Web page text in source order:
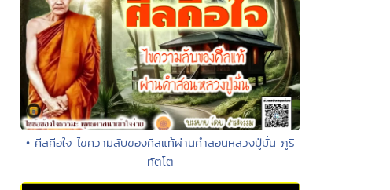
• ศีลคือใจ ไขความลับของศีลแท้ผ่านคำสอนหลวงปู่มั่น ภูริ
ทัตโต